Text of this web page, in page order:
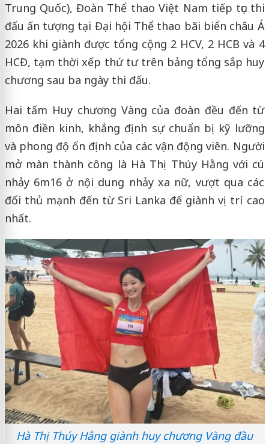
Trung Quốc), Đoàn Thể thao Việt Nam tiếp tục thi
đấu ấn tượng tại Đại hội Thể thao bãi biển châu Á
2026 khi giành được tổng cộng 2 HCV, 2 HCB và 4
HCĐ, tạm thời xếp thứ tư trên bảng tổng sắp huy
chương sau ba ngày thi đấu.
Hai tấm Huy chương Vàng của đoàn đều đến từ
môn điền kinh, khẳng định sự chuẩn bị kỹ lưỡng
và phong độ ổn định của các vận động viên. Người
mở màn thành công là Hà Thị Thúy Hằng với cú
nhảy 6m16 ở nội dung nhảy xa nữ, vượt qua các
đối thủ mạnh đến từ Sri Lanka để giành vị trí cao
nhất.
Hà Thị Thúy Hằng giành huy chương Vàng đầu